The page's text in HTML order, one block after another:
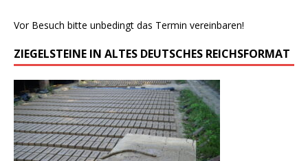
Vor Besuch bitte unbedingt das Termin vereinbaren!
ZIEGELSTEINE IN ALTES DEUTSCHES REICHSFORMAT